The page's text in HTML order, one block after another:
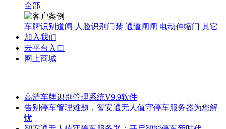
全部
车牌识别道闸 人脸识别门禁 通道闸闸 电动伸缩门 其它
加入我们
云平台入口
网上商城
高清车牌识别管理系统V9.9软件
告别停车管理难题，智安通无人值守停车服务器为您解
忧